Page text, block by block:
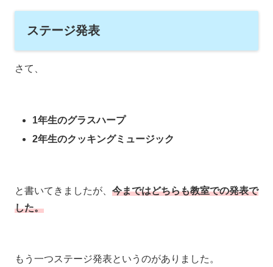
ステージ発表
さて、
1年生のグラスハープ
2年生のクッキングミュージック
と書いてきましたが、 今まではどちらも教室での発表で
した。
もう一つステージ発表というのがありました。